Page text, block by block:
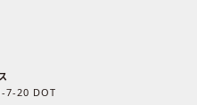
7-20 DOT